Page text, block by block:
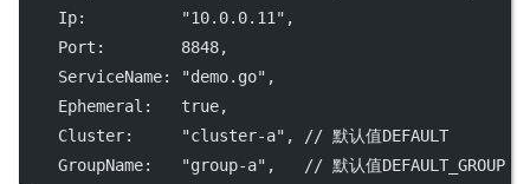
    Ip:
"10.0.0.11" ,
    Port:
8848,
    ServiceName:
"demo.go" ,
    Ephemeral:
true,
    Cluster:
"cluster-a" ,
// 默认值DEFAULT
    GroupName:
"group-a" ,
// 默认值DEFAULT_GROUP